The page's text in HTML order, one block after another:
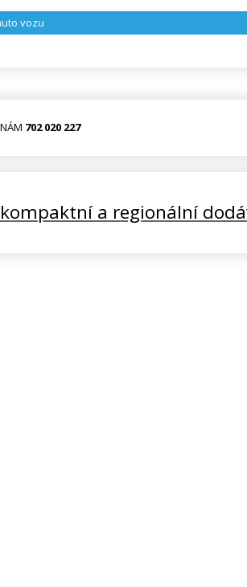
vozu
702 020 227
a regionální